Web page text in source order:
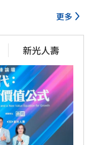
更多
新光人壽